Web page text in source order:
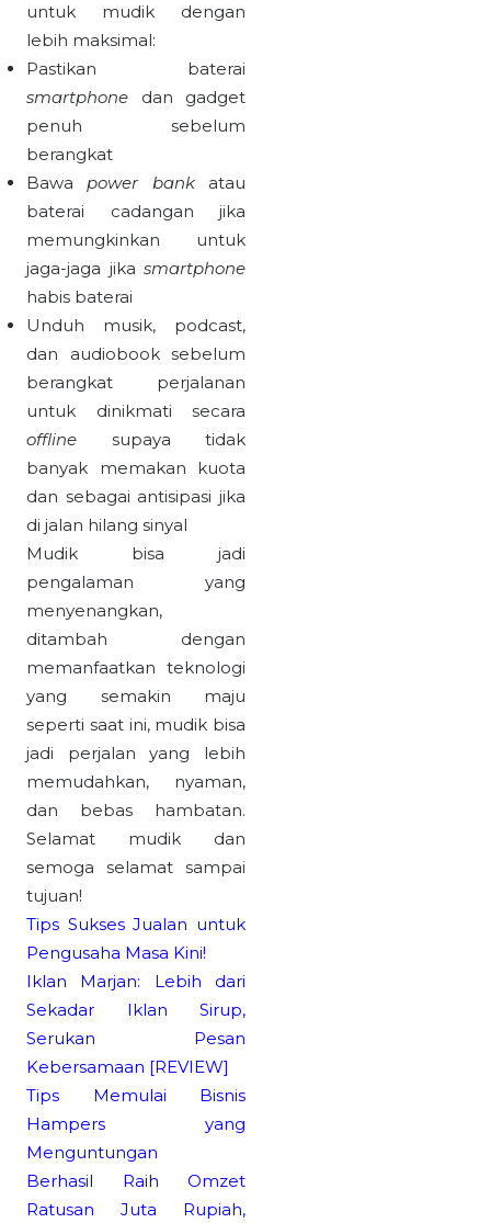
untuk mudik dengan
lebih maksimal:
Pastikan baterai
smartphone dan gadget
penuh sebelum
berangkat
Bawapower bankatau
baterai cadangan jika
memungkinkan untuk
jaga-jaga jika smartphone
habis baterai
Unduh musik, podcast,
dan audiobook sebelum
berangkat perjalanan
untuk dinikmati secara
offline supaya tidak
banyak memakan kuota
dan sebagai antisipasi jika
di jalan hilang sinyal
Mudik bisa jadi
pengalaman yang
menyenangkan,
ditambah dengan
memanfaatkan teknologi
yang semakin maju
seperti saat ini, mudik bisa
jadi perjalan yang lebih
memudahkan, nyaman,
dan bebas hambatan.
Selamat mudik dan
semoga selamat sampai
tujuan!
Tips Sukses Jualan untuk
Pengusaha Masa Kini!
Iklan Marjan: Lebih dari
Sekadar Iklan Sirup,
Serukan Pesan
Kebersamaan [REVIEW]
Tips Memulai Bisnis
Hampers yang
Menguntungan
Berhasil Raih Omzet
Ratusan Juta Rupiah,